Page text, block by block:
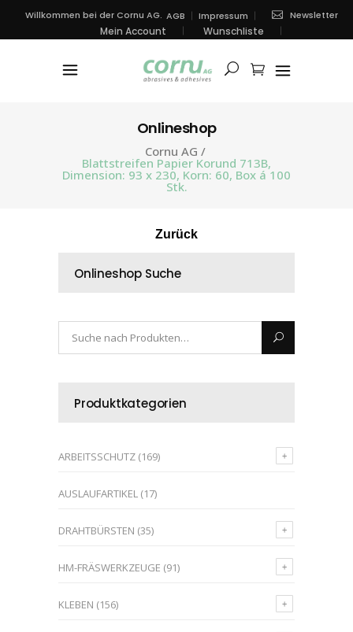
Willkommen bei der Cornu AG. AGB Impressum Newsletter
Mein Account Wunschliste
Onlineshop
Cornu AG /
Blattstreifen Papier Korund 713B,
Dimension: 93 x 230, Korn: 60, Box á 100
Stk.
Zurück
Onlineshop Suche
Produktkategorien
ARBEITSSCHUTZ (169)
AUSLAUFARTIKEL (17)
DRAHTBÜRSTEN (35)
HM-FRÄSWERKZEUGE (91)
KLEBEN (156)